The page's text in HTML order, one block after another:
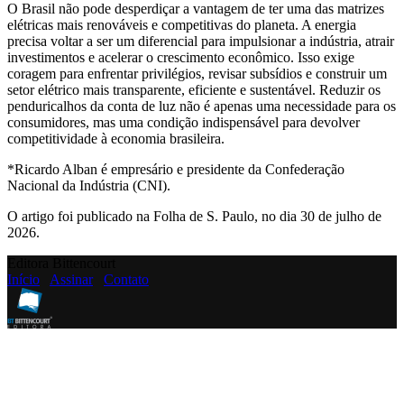
O Brasil não pode desperdiçar a vantagem de ter uma das matrizes
elétricas mais renováveis e competitivas do planeta. A energia
precisa voltar a ser um diferencial para impulsionar a indústria, atrair
investimentos e acelerar o crescimento econômico. Isso exige
coragem para enfrentar privilégios, revisar subsídios e construir um
setor elétrico mais transparente, eficiente e sustentável. Reduzir os
penduricalhos da conta de luz não é apenas uma necessidade para os
consumidores, mas uma condição indispensável para devolver
competitividade à economia brasileira.
*Ricardo Alban é empresário e presidente da Confederação
Nacional da Indústria (CNI).
O artigo foi publicado na Folha de S. Paulo, no dia 30 de julho de
2026.
Início
Assinar Contato